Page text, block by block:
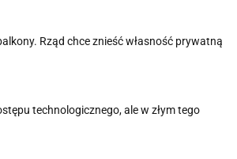
Rząd chce znieść własność prywatną
technologicznego, ale w złym tego